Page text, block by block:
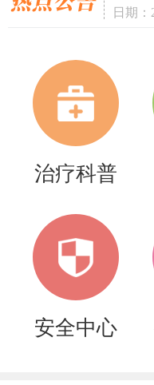
日期：
治疗科普
安全中心